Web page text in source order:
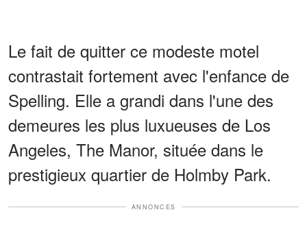
Le fait de quitter ce modeste motel
contrastait fortement avec l'enfance de
Spelling. Elle a grandi dans l'une des
demeures les plus luxueuses de Los
Angeles, The Manor, située dans le
prestigieux quartier de Holmby Park.
ANNONCES